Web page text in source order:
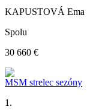
KAPUSTOVÁ Ema
Spolu
30 660 €
MSM strelec sezóny
1.